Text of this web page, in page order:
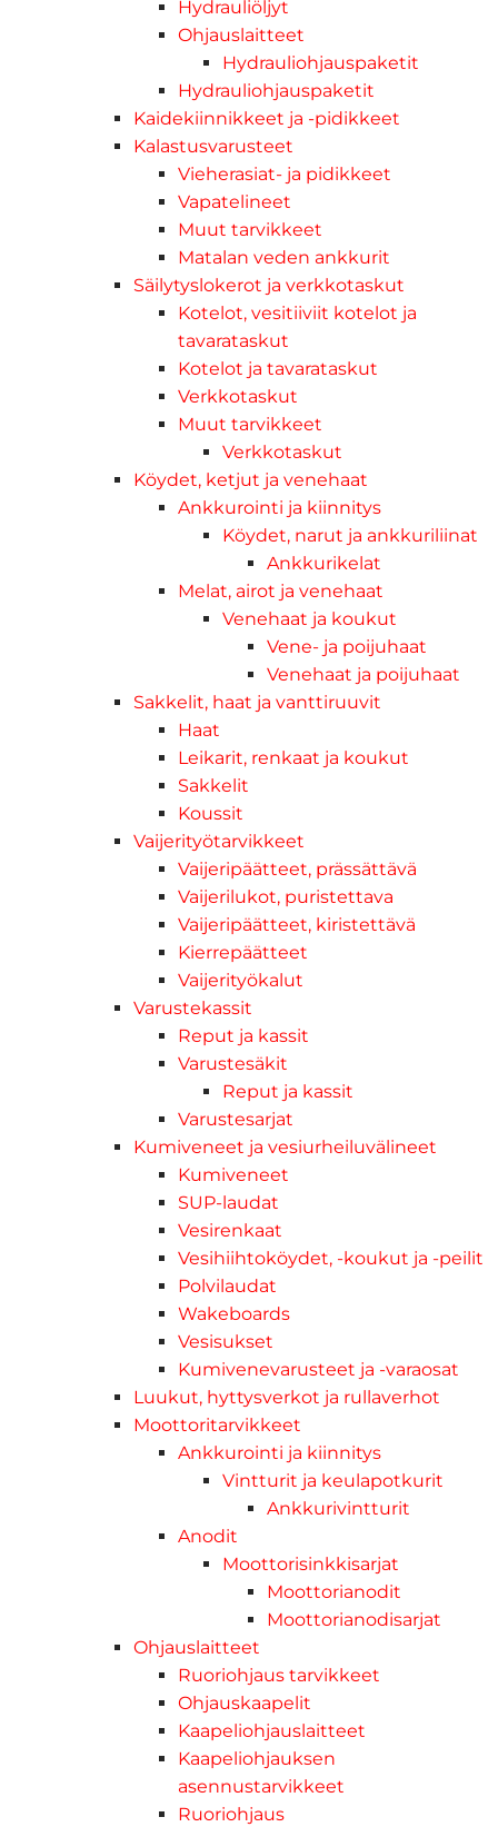
Hydrauliöljyt
Ohjauslaitteet
Hydrauliohjauspaketit
Hydrauliohjauspaketit
Kaidekiinnikkeet ja -pidikkeet
Kalastusvarusteet
Vieherasiat- ja pidikkeet
Vapatelineet
Muut tarvikkeet
Matalan veden ankkurit
Säilytyslokerot ja verkkotaskut
Kotelot, vesitiiviit kotelot ja
tavarataskut
Kotelot ja tavarataskut
Verkkotaskut
Muut tarvikkeet
Verkkotaskut
Köydet, ketjut ja venehaat
Ankkurointi ja kiinnitys
Köydet, narut ja ankkuriliinat
Ankkurikelat
Melat, airot ja venehaat
Venehaat ja koukut
Vene- ja poijuhaat
Venehaat ja poijuhaat
Sakkelit, haat ja vanttiruuvit
Haat
Leikarit, renkaat ja koukut
Sakkelit
Koussit
Vaijerityötarvikkeet
Vaijeripäätteet, prässättävä
Vaijerilukot, puristettava
Vaijeripäätteet, kiristettävä
Kierrepäätteet
Vaijerityökalut
Varustekassit
Reput ja kassit
Varustesäkit
Reput ja kassit
Varustesarjat
Kumiveneet ja vesiurheiluvälineet
Kumiveneet
SUP-laudat
Vesirenkaat
Vesihiihtoköydet, -koukut ja -peilit
Polvilaudat
Wakeboards
Vesisukset
Kumivenevarusteet ja -varaosat
Luukut, hyttysverkot ja rullaverhot
Moottoritarvikkeet
Ankkurointi ja kiinnitys
Vintturit ja keulapotkurit
Ankkurivintturit
Anodit
Moottorisinkkisarjat
Moottorianodit
Moottorianodisarjat
Ohjauslaitteet
Ruoriohjaus tarvikkeet
Ohjauskaapelit
Kaapeliohjauslaitteet
Kaapeliohjauksen
asennustarvikkeet
Ruoriohjaus